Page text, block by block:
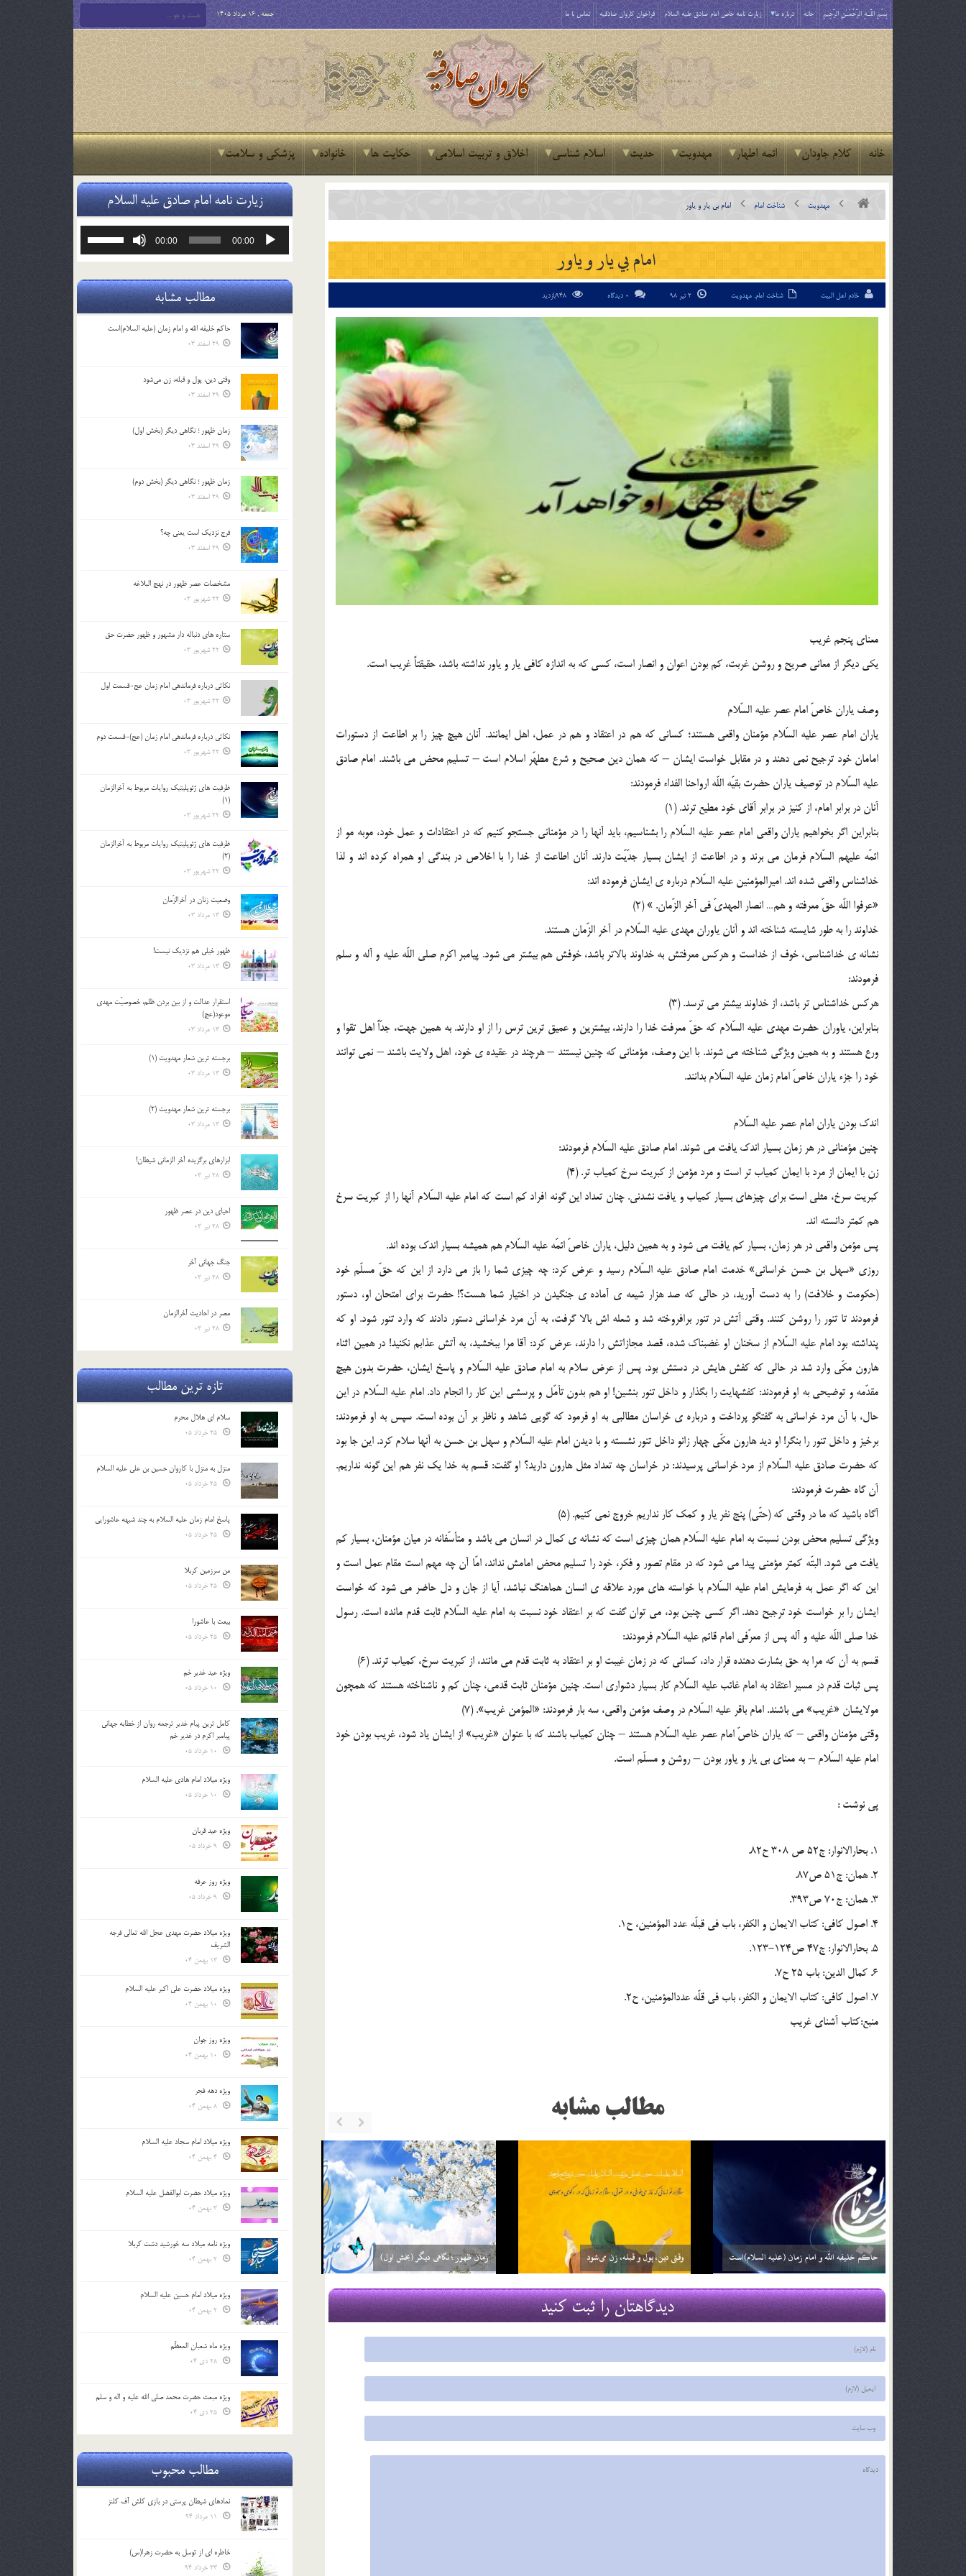
بِسْمِ اللَّـهِ الرَّحْمَـٰنِ الرَّحِيمِ خانه درباره ما زیارت نامه خاص امام صادق علیه السلام فراخوان کاروان صادقیه تماس با ما جمعه , 16 مرداد 1405
خانه کلام جاودان ائمه اطهار مهدویت حدیث اسلام شناسی اخلاق و تربیت اسلامی حکایت ها خانواده پزشکی و سلامت
مهدویت شناخت امام امام بي يار و ياور
امام بي يار و ياور
خادم اهل البیت شناخت امام, مهدویت 0 دیدگاه
معناي پنجم غريب
يکي ديگر از معاني صريح و روشن غربت، کم بودن اعوان و انصار است، کسي که به اندازه کافي يار و ياور نداشته باشد، حقيقتاً غريب است.
وصف ياران خاصّ امام عصر عليه السّلام
ياران امام عصر عليه السّلام مؤمنان واقعي هستند؛ کساني که هم در اعتقاد و هم در عمل، اهل ايمانند. آنان هيچ چيز را بر اطاعت از دستورات
امامان خود ترجيح نمي دهند و در مقابل خواست ايشان – که همان دين صحيح و شرع مطهّر اسلام است – تسليم محض مي باشند. امام صادق
عليه السّلام در توصيف ياران حضرت بقيّه اللّه ارواحنا الفداء فرمودند:
آنان در برابر امام، از کنيز در برابر آقاي خود مطيع ترند. (1)
بنابراين اگر بخواهيم ياران واقعي امام عصر عليه السّلام را بشناسيم، بايد آنها را در مؤمناني جستجو کنيم که در اعتقادات و عمل خود، موبه مو از
ائمّه عليهم السّلام فرمان مي برند و در اطاعت از ايشان بسيار جدّيّت دارند. آنان اطاعت از خدا را با اخلاص در بندگي او همراه کرده اند و لذا
خداشناس واقعي شده اند. اميرالمؤمنين عليه السّلام درباره ي ايشان فرموده اند:
«عرفوا اللّه حقّ معرفته و هم… انصار المهديّ في آخر الزّمان. » (2)
خداوند را به طور شايسته شناخته اند و آنان ياوران مهدي عليه السّلام در آخر الزّمان هستند.
نشانه ي خداشناسي، خوف از خداست و هرکس معرفتش به خداوند بالاتر باشد، خوفش هم بيشتر مي شود. پيامبر اکرم صلي اللّه عليه و آله و سلم
فرمودند:
هرکس خداشناس تر باشد، از خداوند بيشتر مي ترسد. (3)
بنابراين، ياوران حضرت مهدي عليه السّلام که حقّ معرفت خدا را دارند، بيشترين و عميق ترين ترس را از او دارند. به همين جهت، جدّاً اهل تقوا و
ورع هستند و به همين ويژگي شناخته مي شوند. با اين وصف، مؤمناني که چنين نيستند – هرچند در عقيده ي خود، اهل ولايت باشند – نمي توانند
خود را جزء ياران خاصّ امام زمان عليه السّلام بدانند.
اندک بودن ياران امام عصر عليه السّلام
چنين مؤمناني در هر زمان بسيار اندک يافت مي شوند. امام صادق عليه السّلام فرمودند:
زن با ايمان از مرد با ايمان کمياب تر است و مرد مؤمن از کبريت سرخ کمياب تر. (4)
کبريت سرخ، مثلي است براي چيزهاي بسيار کمياب و يافت نشدني. چنان تعداد اين گونه افراد کم است که امام عليه السّلام آنها را از کبريت سرخ
هم کمتر دانسته اند.
پس مؤمن واقعي در هر زمان، بسيار کم يافت مي شود و به همين دليل، ياران خاصّ ائمّه عليه السّلام هم هميشه بسيار اندک بوده اند.
روزي «سهل بن حسن خراساني» خدمت امام صادق عليه السّلام رسيد و عرض کرد: چه چيزي شما را باز مي دارد از اين که حقّ مسلّم خود
(حکومت و خلافت) را به دست آوريد، در حالي که صد هزار شيعه ي آماده ي جنگيدن در اختيار شما هست؟! حضرت براي امتحان او، دستور
فرمودند تا تنور را روشن کنند. وقتي آتش در تنور برافروخته شد و شعله اش بالا گرفت، به آن مرد خراساني دستور دادند که وارد تنور شود. او که
پنداشته بود امام عليه السّلام از سخنان او غضبناک شده، قصد مجازاتش را دارند، عرض کرد: آقا مرا ببخشيد، به آتش عذابم نکنيد! در همين اثناء
هارون مکّي وارد شد در حالي که کفش هايش در دستش بود. پس از عرض سلام به امام صادق عليه السّلام و پاسخ ايشان، حضرت بدون هيچ
مقدّمه و توضيحي به او فرمودند: کفشهايت را بگذار و داخل تنور بنشين! او هم بدون تأمّل و پرسشي اين کار را انجام داد. امام عليه السّلام در اين
حال، با آن مرد خراساني به گفتگو پرداخت و درباره ي خراسان مطالبي به او فرمود که گويي شاهد و ناظر بر آن بوده است. سپس به او فرمودند:
برخيز و داخل تنور را بنگر! او ديد هارون مکّي چهار زانو داخل تنور نشسته و با ديدن امام عليه السّلام و سهل بن حسن به آنها سلام کرد. اين جا بود
که حضرت صادق عليه السّلام از مرد خراساني پرسيدند: در خراسان چه تعداد مثل هارون داريد؟ او گفت: قسم به خدا يک نفر هم اين گونه نداريم.
آن گاه حضرت فرمودند:
آگاه باشيد که ما در وقتي که (حتّي) پنج نفر يار و کمک کار نداريم خروج نمي کنيم. (5)
ويژگي تسليم محض بودن نسبت به امام عليه السّلام همان چيزي است که نشانه ي کمال در انسان مي باشد و متأسّفانه در ميان مؤمنان، بسيار کم
يافت مي شود. البتّه کمتر مؤمني پيدا مي شود که در مقام تصور و فکر، خود را تسليم محض امامش نداند، امّا آن چه مهم است مقام عمل است و
اين که اگر عمل به فرمايش امام عليه السّلام با خواسته هاي مورد علاقه ي انسان هماهنگ نباشد، آيا از جان و دل حاضر مي شود که خواست
ايشان را بر خواست خود ترجيح دهد. اگر کسي چنين بود، مي توان گفت که بر اعتقاد خود نسبت به امام عليه السّلام ثابت قدم مانده است. رسول
خدا صلي اللّه عليه و آله پس از معرّفي امام قائم عليه السّلام فرمودند:
قسم به آن که مرا به حق بشارت دهنده قرار داد، کساني که در زمان غيبت او بر اعتقاد به ثابت قدم مي مانند، از کبريت سرخ، کمياب ترند. (6)
پس ثبات قدم در مسير اعتقاد به امام غائب عليه السّلام کار بسيار دشواري است. چنين مؤمنان ثابت قدمي، چنان کم و ناشناخته هستند که همچون
مولايشان «غريب» مي باشند. امام باقر عليه السّلام در وصف مؤمن واقعي، سه بار فرمودند: «المؤمن غريب». (7)
وقتي مؤمنان واقعي – که ياران خاصّ امام عصر عليه السّلام هستند – چنان کمياب باشند که با عنوان «غريب» از ايشان ياد شود، غريب بودن خود
امام عليه السّلام – به معناي بي يار و ياور بودن – روشن و مسلّم است.
پي نوشت :
1. بحارالانوار: ج52 ص 308 ح82.
2. همان: ج51 ص87.
3. همان: ج70 ص393.
4. اصول کافي: کتاب الايمان و الکفر، باب في قبلّه عدد المؤمنين، ح1.
5. بحارالانوار: ج47 ص124-123.
6. کمال الدين: باب 25 ح7.
7. اصول کافي: کتاب الايمان و الکفر، باب في قلّه عددالمؤمنين، ح2.
منبع:کتاب آشناي غريب
مطالب مشابه
زمان ظهور ؛ نگاهی دیگر (بخش دوم)
29 اسفند 03
فرج نزدیک است یعنی چه؟
29 اسفند 03
مشخصات عصر ظهور در نهج البلاغه
22 شهریور 03
دیدگاهتان را ثبت کنید
زیارت نامه امام صادق علیه السلام
پخش‌کننده
00:00
00:00
یا
صدا
کلیدهای
مطالب مشابه
حاکم خليفه الله و امام زمان (علیه السلام)است
29 اسفند 03
وقتی دین، پول و قبله، زن می‌شود
29 اسفند 03
زمان ظهور ؛ نگاهی دیگر (بخش اول)
29 اسفند 03
زمان ظهور ؛ نگاهی دیگر (بخش دوم)
29 اسفند 03
فرج نزدیک است یعنی چه؟
29 اسفند 03
مشخصات عصر ظهور در نهج البلاغه
22 شهریور 03
ستاره های دنباله دار مشهور و ظهور حضرت حق
22 شهریور 03
نکاتى درباره فرماندهى امام زمان عج-قسمت اول
22 شهریور 03
نکاتى درباره فرماندهى امام زمان (عج)-قسمت دوم
22 شهریور 03
ظرفیت های ژئوپلیتیک روایات مربوط به آخرالزمان
(1)
22 شهریور 03
ظرفیت های ژئوپلیتیک روایات مربوط به آخرالزمان
(2)
22 شهریور 03
وضعیت زنان در آخرالزّمان
13 مرداد 03
ظهور خیلی هم نزدیک نیست!
13 مرداد 03
استقرار عدالت و از بين بردن ظلم، خصوصيّت مهدي
موعود(عج)
13 مرداد 03
برجسته ترين شعار مهدويت (1)
13 مرداد 03
برجسته ترين شعار مهدويت (2)
13 مرداد 03
ابزارهاي برگزيده آخر الزماني شيطان!
28 تیر 03
احياي دين در عصر ظهور
28 تیر 03
جنگ جهاني آخر
28 تیر 03
مصر در احادیث آخرالزمان
28 تیر 03
تازه ترین مطالب
سلام ای هلال محرم
منزل به منزل با کاروان حسین بن علی علیه السلام
پاسخ امام زمان علیه السلام به چند شبهه عاشورایی
من سرزمین کربلا
بیعت با عاشورا
ویژه عید غدیر خم
کامل ترین پیام غدیر ترجمه روان از خطابه جهانی
پیامبر اکرم در غدیر خم
ویژه میلاد امام هادی علیه السلام
ویژه عید قربان
ویژه روز عرفه
ویژه میلاد حضرت مهدی عجل الله تعالی فرجه
الشريف
ویژه میلاد حضرت علی اکبر علیه السلام
ویژه روز جوان
ویژه دهه فجر
ویژه میلاد امام سجاد علیه السلام
ویژه میلاد حضرت ابوالفضل علیه السلام
ویژه نامه میلاد سه خورشید دشت کربلا
ویژه میلاد امام حسین علیه السلام
ویژه ماه شعبان المعظّم
ویژه مبعث حضرت محمد صلی الله علیه و اله و سلم
مطالب محبوب
نمادهای شیطان پرستی در بازی کلش آف کلنز
خاطره ای از توسل به حضرت زهرا(س)